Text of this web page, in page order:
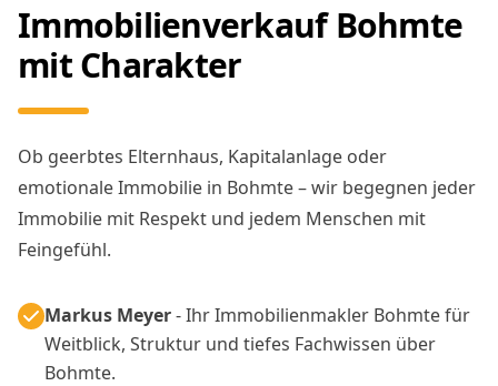
Immobilienverkauf Bohmte
mit Charakter
Ob geerbtes Elternhaus, Kapitalanlage oder
emotionale Immobilie in Bohmte – wir begegnen jeder
Immobilie mit Respekt und jedem Menschen mit
Feingefühl.
Markus Meyer- Ihr Immobilienmakler Bohmte für
Weitblick, Struktur und tiefes Fachwissen über
Bohmte.